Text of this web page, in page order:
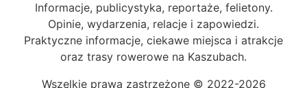
Informacje, publicystyka, reportaże, felietony.
Opinie, wydarzenia, relacje i zapowiedzi.
Praktyczne informacje, ciekawe miejsca i atrakcje
oraz trasy rowerowe na Kaszubach.
Wszelkie prawa zastrzeżone © 2022-2026